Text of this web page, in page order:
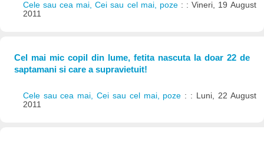
Cele sau cea mai, Cei sau cel mai, poze : : Vineri, 19 August
2011
Cel mai mic copil din lume, fetita nascuta la doar 22 de
saptamani si care a supravietuit!
Cele sau cea mai, Cei sau cel mai, poze : : Luni, 22 August
2011